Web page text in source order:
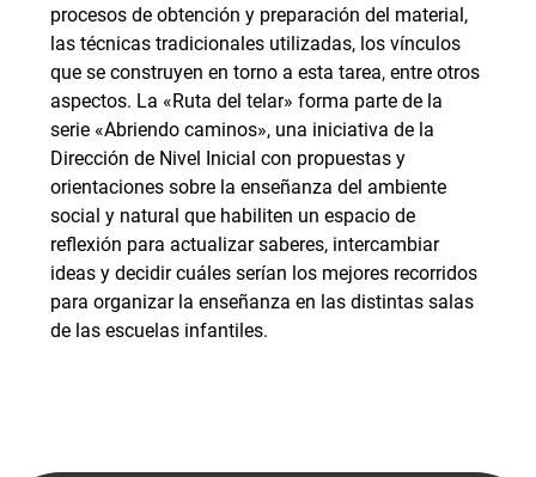
procesos de obtención y preparación del material,
las técnicas tradicionales utilizadas, los vínculos
que se construyen en torno a esta tarea, entre otros
aspectos. La «Ruta del telar» forma parte de la
serie «Abriendo caminos», una iniciativa de la
Dirección de Nivel Inicial con propuestas y
orientaciones sobre la enseñanza del ambiente
social y natural que habiliten un espacio de
reflexión para actualizar saberes, intercambiar
ideas y decidir cuáles serían los mejores recorridos
para organizar la enseñanza en las distintas salas
de las escuelas infantiles.